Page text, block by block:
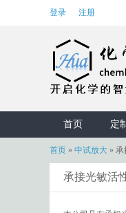
登录 注册
首页 定
首页 » 中试放大 » 承
承接光敏活